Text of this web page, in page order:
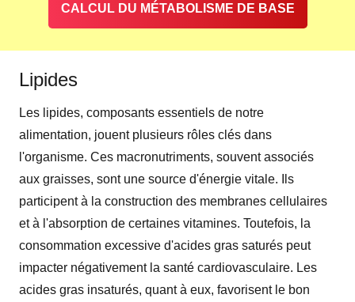
CALCUL DU MÉTABOLISME DE BASE
Lipides
Les lipides, composants essentiels de notre
alimentation, jouent plusieurs rôles clés dans
l'organisme. Ces macronutriments, souvent associés
aux graisses, sont une source d'énergie vitale. Ils
participent à la construction des membranes cellulaires
et à l'absorption de certaines vitamines. Toutefois, la
consommation excessive d'acides gras saturés peut
impacter négativement la santé cardiovasculaire. Les
acides gras insaturés, quant à eux, favorisent le bon